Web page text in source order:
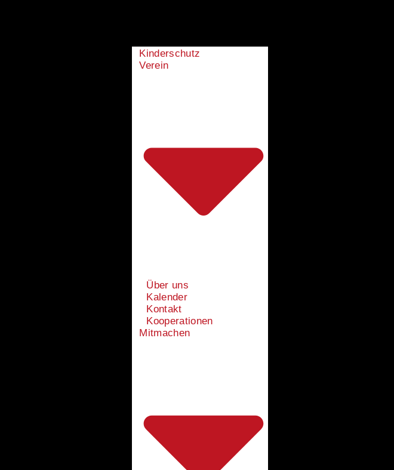
Kinderschutz
Verein
Über uns
Kalender
Kontakt
Kooperationen
Mitmachen